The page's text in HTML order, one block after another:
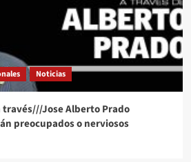
Noticias
través///Jose Alberto Prado
preocupados o nerviosos